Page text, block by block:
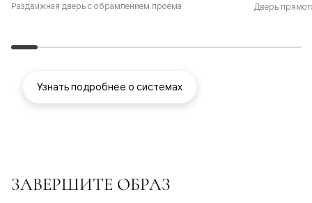
Раздвижная дверь с обрамлением проёма Дверь
Узнать подробнее о системах
ЗАВЕРШИТЕ ОБРАЗ